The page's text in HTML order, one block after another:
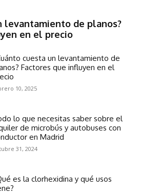
levantamiento de planos?
en el precio
cuesta un levantamiento de
Factores que influyen en el
10, 2025
lo que necesitas saber sobre el
de microbús y autobuses con
en Madrid
31, 2024
es la clorhexidina y qué usos